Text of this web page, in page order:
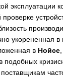
эксплуатации
укорененная
в Нойсе
подобных